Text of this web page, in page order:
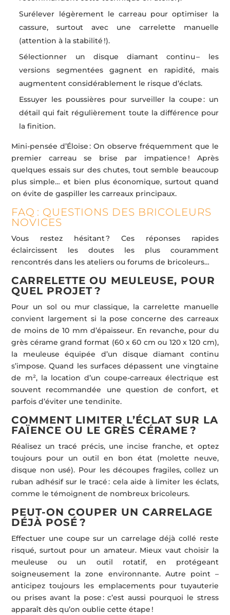
Surélever légèrement le carreau pour optimiser la
cassure, surtout avec une carrelette manuelle
(attention à la stabilité !).
Sélectionner un disque diamant continu – les
versions segmentées gagnent en rapidité, mais
augmentent considérablement le risque d’éclats.
Essuyer les poussières pour surveiller la coupe : un
détail qui fait régulièrement toute la différence pour
la finition.
Mini-pensée d’Éloïse : On observe fréquemment que le
premier carreau se brise par impatience ! Après
quelques essais sur des chutes, tout semble beaucoup
plus simple… et bien plus économique, surtout quand
on évite de gaspiller les carreaux principaux.
FAQ : QUESTIONS DES BRICOLEURS
NOVICES
Vous restez hésitant ? Ces réponses rapides
éclaircissent les doutes les plus couramment
rencontrés dans les ateliers ou forums de bricoleurs…
CARRELETTE OU MEULEUSE, POUR
QUEL PROJET ?
Pour un sol ou mur classique, la carrelette manuelle
convient largement si la pose concerne des carreaux
de moins de 10 mm d’épaisseur. En revanche, pour du
grès cérame grand format (60 x 60 cm ou 120 x 120 cm),
la meuleuse équipée d’un disque diamant continu
s’impose. Quand les surfaces dépassent une vingtaine
de m², la location d’un coupe-carreaux électrique est
souvent recommandée une question de confort, et
parfois d’éviter une tendinite.
COMMENT LIMITER L’ÉCLAT SUR LA
FAÏENCE OU LE GRÈS CÉRAME ?
Réalisez un tracé précis, une incise franche, et optez
toujours pour un outil en bon état (molette neuve,
disque non usé). Pour les découpes fragiles, collez un
ruban adhésif sur le tracé : cela aide à limiter les éclats,
comme le témoignent de nombreux bricoleurs.
PEUT-ON COUPER UN CARRELAGE
DÉJÀ POSÉ ?
Effectuer une coupe sur un carrelage déjà collé reste
risqué, surtout pour un amateur. Mieux vaut choisir la
meuleuse ou un outil rotatif, en protégeant
soigneusement la zone environnante. Autre point –
anticipez toujours les emplacements pour tuyauterie
ou prises avant la pose : c’est aussi pourquoi le stress
apparaît dès qu’on oublie cette étape !